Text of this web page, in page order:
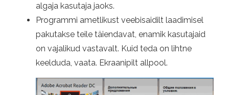
algaja kasutaja jaoks.
Programmi ametlikust veebisaidilt laadimisel
pakutakse teile täiendavat, enamik kasutajaid
on vajalikud vastavalt. Kuid teda on lihtne
keelduda, vaata. Ekraanipilt allpool.